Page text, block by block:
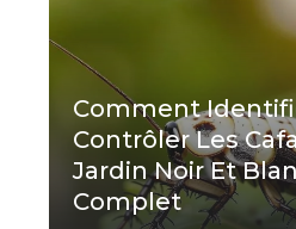
Comment
Contrôler Les
Jardin Noir Et
Complet